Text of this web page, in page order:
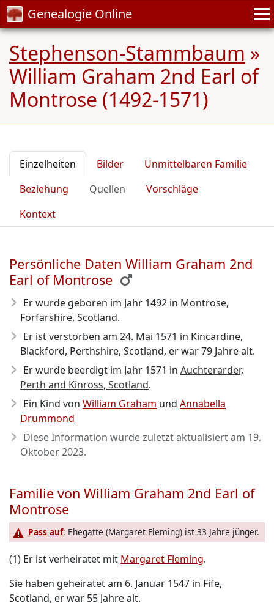
Genealogie Online
Stephenson-Stammbaum »
William Graham 2nd Earl of
Montrose (1492-1571)
Einzelheiten Bilder
Unmittelbaren Familie
Beziehung
Quellen
Vorschläge
Kontext
Persönliche Daten William Graham 2nd
Earl of Montrose
Er wurde geboren im Jahr 1492 in Montrose,
Forfarshire, Scotland.
Er ist verstorben am 24. Mai 1571 in Kincardine,
Blackford, Perthshire, Scotland, er war 79 Jahre alt.
Er wurde beerdigt im Jahr 1571 in Auchterarder,
Perth and Kinross, Scotland.
Ein Kind von William Graham und Annabella
Drummond
Diese Information wurde zuletzt aktualisiert am 19.
Oktober 2023.
Familie von William Graham 2nd Earl of
Montrose
Pass auf: Ehegatte (Margaret Fleming) ist 33 Jahre jünger.
(1) Er ist verheiratet mit Margaret Fleming.
Sie haben geheiratet am 6. Januar 1547 in Fife,
Scotland, er war 55 Jahre alt.